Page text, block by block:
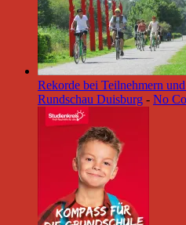
Rekorde bei Teilnehmern
Rundschau Duisburg - No